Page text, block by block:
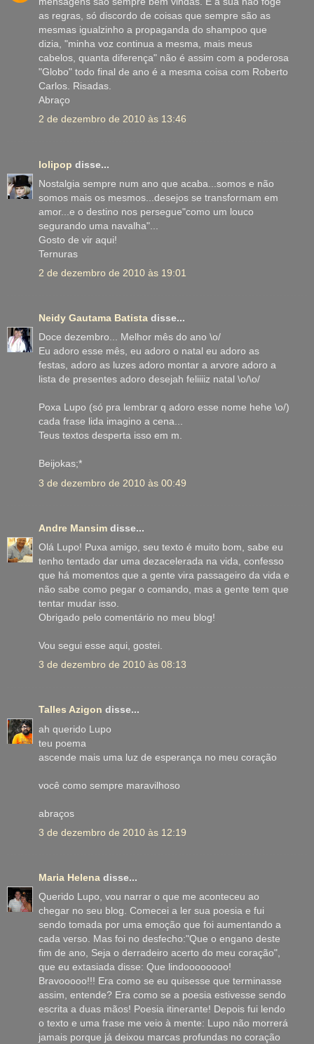
as regras, só discordo de coisas que sempre são as
mesmas igualzinho a propaganda do shampoo que
dizia, "minha voz continua a mesma, mais meus
cabelos, quanta diferença" não é assim com a poderosa
"Globo" todo final de ano é a mesma coisa com Roberto
Carlos. Risadas.
Abraço
2 de dezembro de 2010 às 13:46
lolipop disse...
Nostalgia sempre num ano que acaba...somos e não
somos mais os mesmos...desejos se transformam em
amor...e o destino nos persegue"como um louco
segurando uma navalha"...
Gosto de vir aqui!
Ternuras
2 de dezembro de 2010 às 19:01
Neidy Gautama Batista disse...
Doce dezembro... Melhor mês do ano \o/
Eu adoro esse mês, eu adoro o natal eu adoro as
festas, adoro as luzes adoro montar a arvore adoro a
lista de presentes adoro desejah feliiiiz natal \o/\o/
Poxa Lupo (só pra lembrar q adoro esse nome hehe \o/)
cada frase lida imagino a cena...
Teus textos desperta isso em m.
Beijokas;*
3 de dezembro de 2010 às 00:49
Andre Mansim disse...
Olá Lupo! Puxa amigo, seu texto é muito bom, sabe eu
tenho tentado dar uma dezacelerada na vida, confesso
que há momentos que a gente vira passageiro da vida e
não sabe como pegar o comando, mas a gente tem que
tentar mudar isso.
Obrigado pelo comentário no meu blog!
Vou segui esse aqui, gostei.
3 de dezembro de 2010 às 08:13
Talles Azigon disse...
ah querido Lupo
teu poema
ascende mais uma luz de esperança no meu coração
você como sempre maravilhoso
abraços
3 de dezembro de 2010 às 12:19
Maria Helena disse...
Querido Lupo, vou narrar o que me aconteceu ao
chegar no seu blog. Comecei a ler sua poesia e fui
sendo tomada por uma emoção que foi aumentando a
cada verso. Mas foi no desfecho:"Que o engano deste
fim de ano, Seja o derradeiro acerto do meu coração",
que eu extasiada disse: Que lindoooooooo!
Bravooooo!!! Era como se eu quisesse que terminasse
assim, entende? Era como se a poesia estivesse sendo
escrita a duas mãos! Poesia itinerante! Depois fui lendo
o texto e uma frase me veio à mente: Lupo não morrerá
jamais porque já deixou marcas profundas no coração